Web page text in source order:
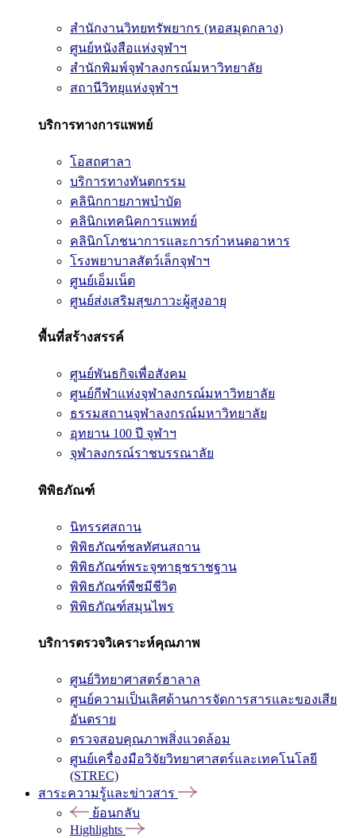
สำนักงานวิทยทรัพยากร (หอสมุดกลาง)
ศูนย์หนังสือแห่งจุฬาฯ
สำนักพิมพ์จุฬาลงกรณ์มหาวิทยาลัย
สถานีวิทยุแห่งจุฬาฯ
บริการทางการแพทย์
โอสถศาลา
บริการทางทันตกรรม
คลินิกกายภาพบำบัด
คลินิกเทคนิคการแพทย์
คลินิกโภชนาการและการกำหนดอาหาร
โรงพยาบาลสัตว์เล็กจุฬาฯ
ศูนย์เอ็มเน็ต
ศูนย์ส่งเสริมสุขภาวะผู้สูงอายุ
พื้นที่สร้างสรรค์
ศูนย์พันธกิจเพื่อสังคม
ศูนย์กีฬาแห่งจุฬาลงกรณ์มหาวิทยาลัย
ธรรมสถานจุฬาลงกรณ์มหาวิทยาลัย
อุทยาน 100 ปี จุฬาฯ
จุฬาลงกรณ์ราชบรรณาลัย
พิพิธภัณฑ์
นิทรรศสถาน
พิพิธภัณฑ์ชลทัศนสถาน
พิพิธภัณฑ์พระจุฑาธุชราชฐาน
พิพิธภัณฑ์พืชมีชีวิต
พิพิธภัณฑ์สมุนไพร
บริการตรวจวิเคราะห์คุณภาพ
ศูนย์วิทยาศาสตร์ฮาลาล
ศูนย์ความเป็นเลิศด้านการจัดการสารและของเสีย
อันตราย
ตรวจสอบคุณภาพสิ่งแวดล้อม
ศูนย์เครื่องมือวิจัยวิทยาศาสตร์และเทคโนโลยี
(STREC)
สาระความรู้และข่าวสาร
ย้อนกลับ
Highlights